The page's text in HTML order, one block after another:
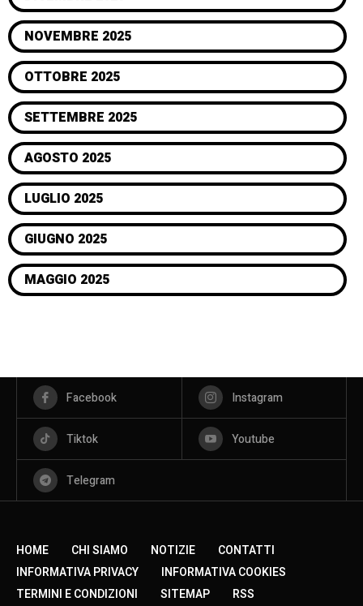
NOVEMBRE 2025
OTTOBRE 2025
SETTEMBRE 2025
AGOSTO 2025
LUGLIO 2025
GIUGNO 2025
MAGGIO 2025
Facebook Instagram
Tiktok Youtube
Telegram
HOME CHI SIAMO NOTIZIE
CONTATTI
INFORMATIVA PRIVACY
INFORMATIVA COOKIES
TERMINI E CONDIZIONI
SITEMAP RSS